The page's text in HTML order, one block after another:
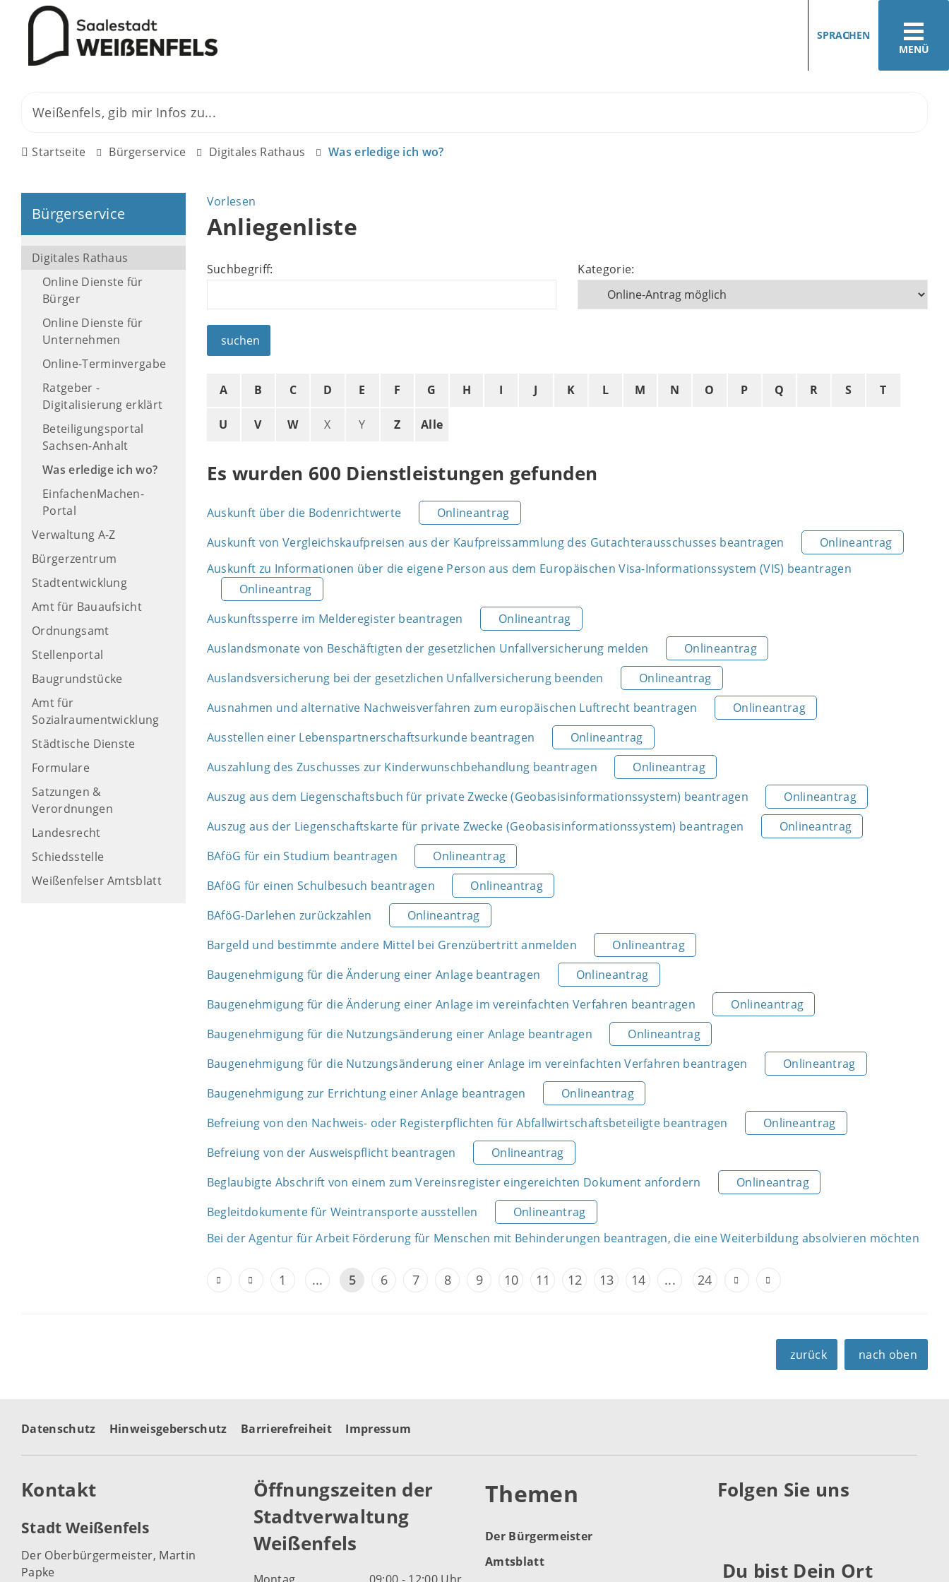
MENÜ
SPRACHEN
Startseite Bürgerservice Digitales Rathaus Was erledige ich wo?
Bürgerservice
Digitales Rathaus
Online Dienste für
Bürger
Online Dienste für
Unternehmen
Online-Terminvergabe
Ratgeber -
Digitalisierung erklärt
Beteiligungsportal
Sachsen-Anhalt
Was erledige ich wo?
EinfachenMachen-
Portal
Verwaltung A-Z
Bürgerzentrum
Stadtentwicklung
Amt für Bauaufsicht
Ordnungsamt
Stellenportal
Baugrundstücke
Amt für
Sozialraumentwicklung
Städtische Dienste
Formulare
Satzungen &
Verordnungen
Landesrecht
Schiedsstelle
Weißenfelser Amtsblatt
Vorlesen
Anliegenliste
Suchbegriff: Kategorie:
suchen
A B C D E F G H I J K L M N O P Q R S T
U V W X Y Z Alle
Es wurden 600 Dienstleistungen gefunden
Auskunft über die Bodenrichtwerte
Onlineantrag
Auskunft von Vergleichskaufpreisen aus der Kaufpreissammlung des Gutachterausschusses beantragen
Onlineantrag
Auskunft zu Informationen über die eigene Person aus dem Europäischen Visa-Informationssystem (VIS) beantragen
Onlineantrag
Auskunftssperre im Melderegister beantragen
Onlineantrag
Auslandsmonate von Beschäftigten der gesetzlichen Unfallversicherung melden
Onlineantrag
Auslandsversicherung bei der gesetzlichen Unfallversicherung beenden
Onlineantrag
Ausnahmen und alternative Nachweisverfahren zum europäischen Luftrecht beantragen
Onlineantrag
Ausstellen einer Lebenspartnerschaftsurkunde beantragen
Onlineantrag
Auszahlung des Zuschusses zur Kinderwunschbehandlung beantragen
Onlineantrag
Auszug aus dem Liegenschaftsbuch für private Zwecke (Geobasisinformationssystem) beantragen
Onlineantrag
Auszug aus der Liegenschaftskarte für private Zwecke (Geobasisinformationssystem) beantragen
Onlineantrag
BAföG für ein Studium beantragen
Onlineantrag
BAföG für einen Schulbesuch beantragen
Onlineantrag
BAföG-Darlehen zurückzahlen
Onlineantrag
Bargeld und bestimmte andere Mittel bei Grenzübertritt anmelden
Onlineantrag
Baugenehmigung für die Änderung einer Anlage beantragen
Onlineantrag
Baugenehmigung für die Änderung einer Anlage im vereinfachten Verfahren beantragen
Onlineantrag
Baugenehmigung für die Nutzungsänderung einer Anlage beantragen
Onlineantrag
Baugenehmigung für die Nutzungsänderung einer Anlage im vereinfachten Verfahren beantragen
Onlineantrag
Baugenehmigung zur Errichtung einer Anlage beantragen
Onlineantrag
Befreiung von den Nachweis- oder Registerpflichten für Abfallwirtschaftsbeteiligte beantragen
Onlineantrag
Befreiung von der Ausweispflicht beantragen
Onlineantrag
Beglaubigte Abschrift von einem zum Vereinsregister eingereichten Dokument anfordern
Onlineantrag
Begleitdokumente für Weintransporte ausstellen
Onlineantrag
Bei der Agentur für Arbeit Förderung für Menschen mit Behinderungen beantragen, die eine Weiterbildung absolvieren möchten
1 ... 5 6 7 8 9 10 11 12 13 14 ... 24
zurück nach oben
Datenschutz Hinweisgeberschutz Barrierefreiheit Impressum
Kontakt
Stadt Weißenfels
Der Oberbürgermeister, Martin
Papke
Öffnungszeiten der
Stadtverwaltung
Weißenfels
Themen
Der Bürgermeister
Amtsblatt
Folgen Sie uns
Du bist Dein Ort